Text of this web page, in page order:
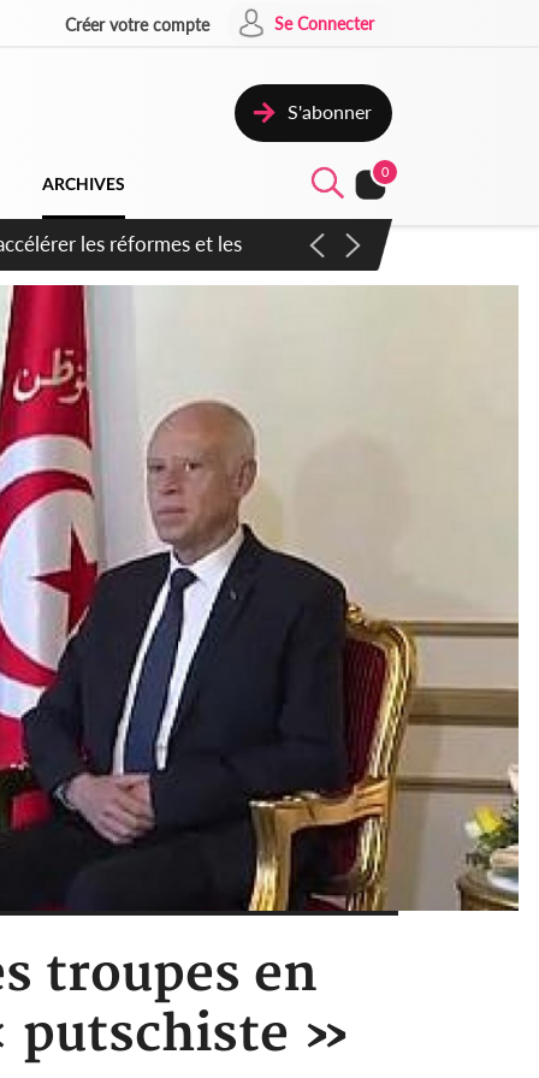
Créer votre compte Se Connecter
S'abonner
ARCHIVES
0
inspirer pour accélérer le
troupes en
putschiste »